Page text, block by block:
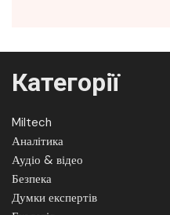
Категорії
Miltech
Аналітика
Аудіо & відео
Безпека
Думки експертів